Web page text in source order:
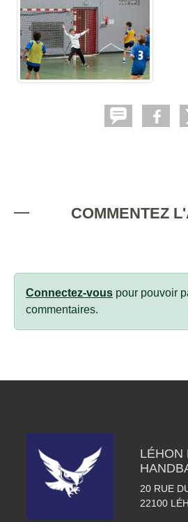
COMMENTEZ
Connectez-vous pour pouvoir
commentaires.
LÉHON
20 RUE
22100